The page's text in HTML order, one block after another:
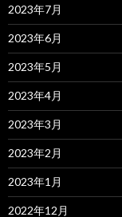
2023年7月
2023年6月
2023年5月
2023年4月
2023年3月
2023年2月
2023年1月
2022年12月